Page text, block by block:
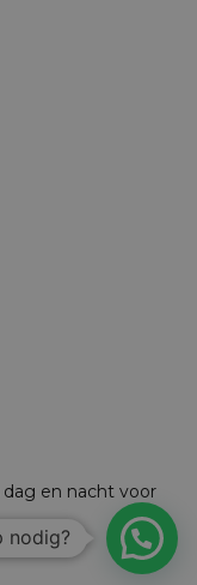
dag en nacht voor
nodig?